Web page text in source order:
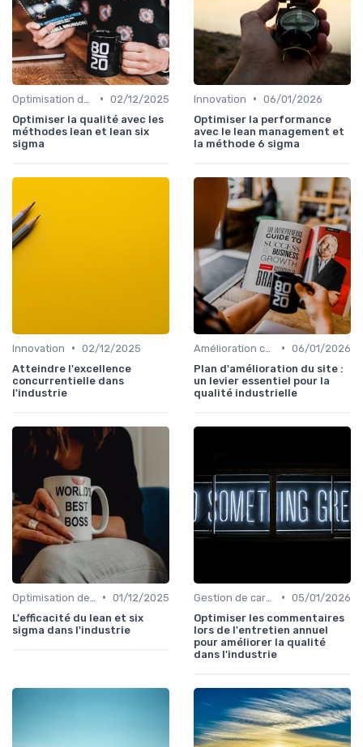
• 02/12/2025
Optimiser la qualité avec les
méthodes lean et lean six
sigma
Innovation • 06/01/2026
Optimiser la performance
avec le lean management et
la méthode 6 sigma
Innovation • 02/12/2025
Atteindre l'excellence
concurrentielle dans
l'industrie
• 06/01/2026
Plan d'amélioration du site :
un levier essentiel pour la
qualité industrielle
• 01/12/2025
L'efficacité du lean et six
sigma dans l'industrie
• 05/01/2026
Optimiser les commentaires
lors de l'entretien annuel
pour améliorer la qualité
dans l'industrie